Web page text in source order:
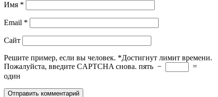
Имя *
Email *
Сайт
Решите пример, если вы человек. *Достигнут лимит времени.
Пожалуйста, введите CAPTCHA снова. пять −
=
один